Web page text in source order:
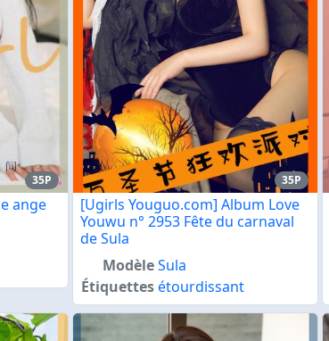
35P
ange
35P
[Ugirls Youguo.com] Album Love
Youwu n° 2953 Fête du carnaval
de Sula
ModèleSula
Étiquettesétourdissant